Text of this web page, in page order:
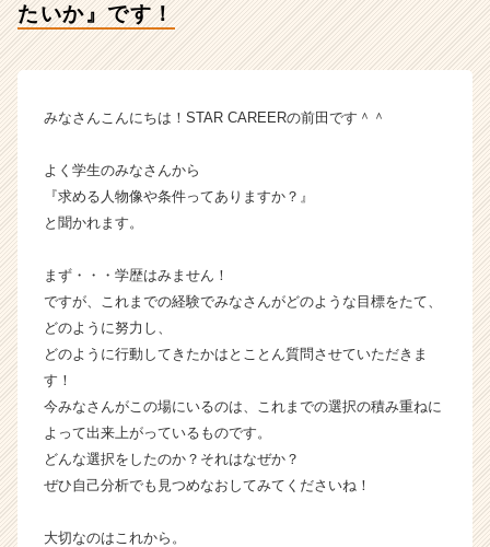
イ
|
ベ
ー・
成
企
ス
カ
ウ
たいか』です！
みなさんこんにちは！STAR CAREERの前田です＾＾
よく学生のみなさんから
『求める人物像や条件ってありますか？』
と聞かれます。
まず・・・学歴はみません！
ですが、これまでの経験でみなさんがどのような目標をたて、
どのように努力し、
どのように行動してきたかはとことん質問させていただきま
す！
今みなさんがこの場にいるのは、これまでの選択の積み重ねに
よって出来上がっているものです。
どんな選択をしたのか？それはなぜか？
ぜひ自己分析でも見つめなおしてみてくださいね！
大切なのはこれから。